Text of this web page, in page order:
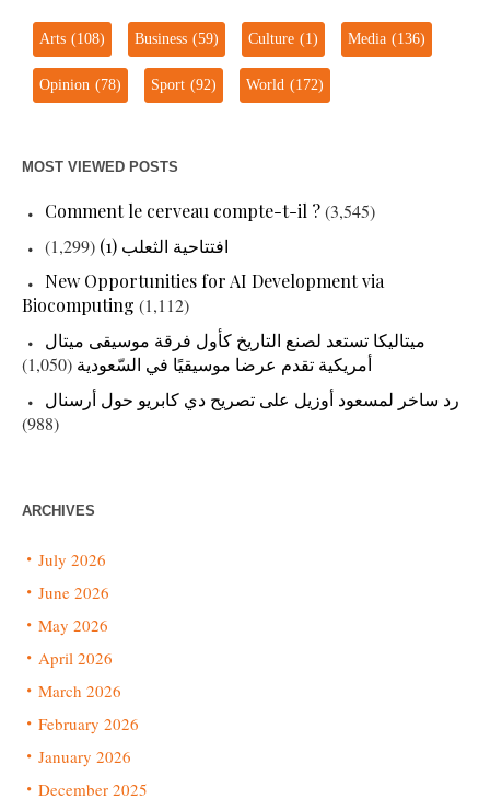
Arts(108) Business(59) Culture(1) Media(136)
Opinion(78) Sport(92) World(172)
MOST VIEWED POSTS
Comment le cerveau compte-t-il ?(3,545)
افتتاحية الثعلب (1)
(1,299)
New Opportunities for AI Development via
Biocomputing (1,112)
ميتاليكا تستعد لصنع التاريخ كأول فرقة موسيقى ميتال
أمريكية تقدم عرضا موسيقيًا في السّعودية (1,050)
رد ساخر لمسعود أوزيل على تصريح دي كابريو حول أرسنال
(988)
ARCHIVES
July 2026
June 2026
May 2026
April 2026
March 2026
February 2026
January 2026
December 2025